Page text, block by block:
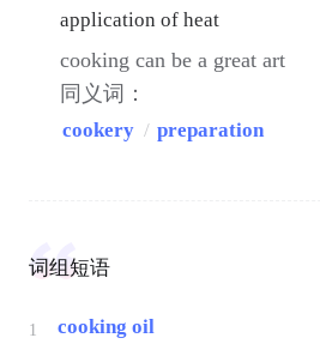
application of heat
cooking can be a great art
同义词：
cookery / preparation
词组短语
1
cooking oil